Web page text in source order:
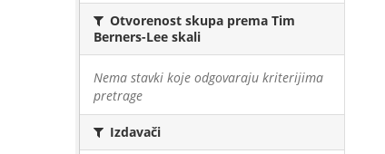
Otvorenost skupa prema Tim
Berners-Lee skali
Nema stavki koje odgovaraju kriterijima
pretrage
Izdavači